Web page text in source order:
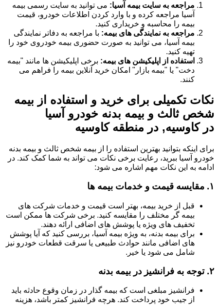
مراجعه به سایت بیمه آسیا: می توانید به سایت رسمی بیمه
آسیا مراجعه کرده و با وارد کردن اطلاعات خودرو، قیمت
بیمه را محاسبه و خریداری کنید.
مراجعه به نمایندگی های بیمه: با مراجعه به دفاتر نمایندگی
بیمه آسیا، می توانید به صورت حضوری بیمه خودروی خود را
تهیه کنید.
استفاده از اپلیکیشن های بیمه: برخی اپلیکیشن ها مانند "بیمه
دخت" یا "بیمه بازار" امکان خرید آنلاین بیمه را فراهم می
کنند.
نکات تکمیلی برای خرید و استفاده از بیمه
شخص ثالث و بیمه بدنه خودرو آسیا
در کاوسیه, در منطقه کاوسیه
برای اینکه بتوانید بهترین استفاده را از بیمه شخص ثالث و بیمه بدنه
خودرو آسیا ببرید، رعایت برخی نکات می تواند به شما کمک کند. در
ادامه به این نکات مهم اشاره می شود:
۱. مقایسه قیمت و خدمات بیمه ها
قبل از خرید بیمه، بهتر است قیمت و خدمات شرکت های
بیمه گر مختلف را مقایسه کنید. برخی شرکت ها ممکن است
تخفیف های ویژه یا پوشش های اضافی ارائه دهند.
برای بیمه بدنه، به ویژه بیمه آسیا، بررسی کنید که آیا پوشش
های اضافی مانند حوادث طبیعی یا سرقت قطعات خودرو نیز
شامل می شود یا خیر.
۲. توجه به فرانشیز در بیمه بدنه
فرانشیز مبلغی است که بیمه گذار در زمان وقوع حادثه باید
از جیب خود پرداخت کند. هرچه فرانشیز کمتر باشد، هزینه